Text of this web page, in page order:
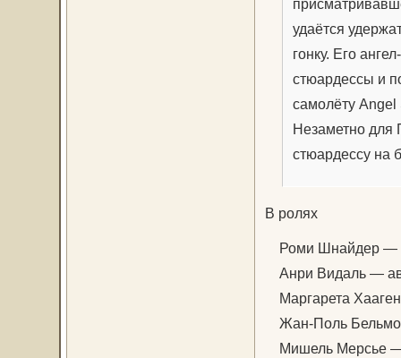
удаётся
гонку. Его
стюардессы и
самолёту Angel
Незаметно для
стюардессу на
В ролях
Роми Шнайдер —
Анри Видаль —
Маргарета
Жан-Поль
Мишель Мерсье —